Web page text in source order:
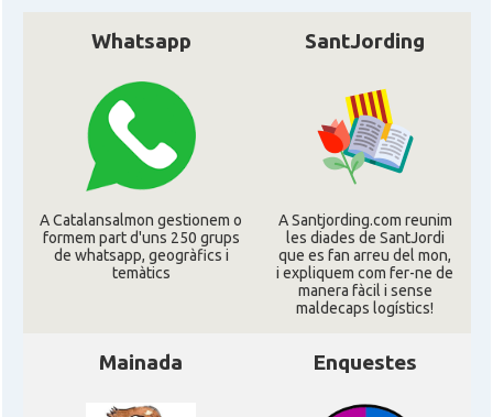
CAMON
Catalans a Glasgow -Escòcia -
Scotland
CAMON Catalans a GUERNSEY
CAMON CATALANS A GUILDFORD
CAMON Catalans a HEREFORD
Catalans a Ipswich
CAMON Catalans a KETTERING
Whatsapp
A Catalansalmon gestionem o
formem part d'uns 250 grups
de whatsapp, geogràfics i
temàtics
SantJording
A Santjording.com reunim
les diades de SantJordi
que es fan arreu del mon,
i expliquem com fer-ne de
manera fàcil i sense
maldecaps logí­stics!
Mainada Enquestes